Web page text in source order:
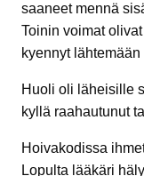
saaneet mennä
Toinin voimat
kyennyt
Huoli oli läheisille
kyllä raahautunut
Hoivakodissa
Lopulta lääkäri